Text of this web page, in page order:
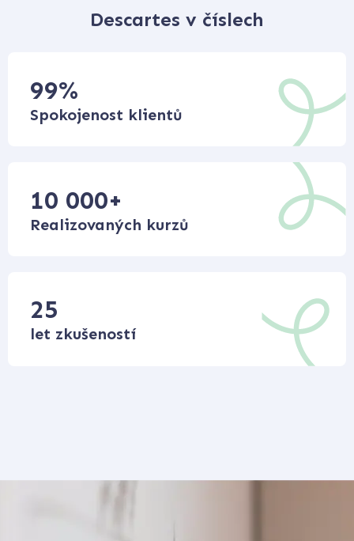
Descartes v číslech
99%
Spokojenost klientů
10 000+
Realizovaných kurzů
25
let zkušeností